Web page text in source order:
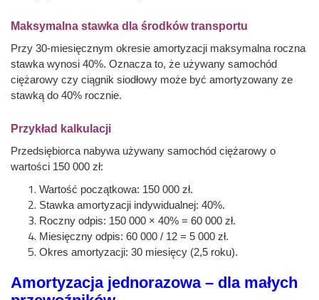
Maksymalna stawka dla środków transportu
Przy 30-miesięcznym okresie amortyzacji maksymalna roczna
stawka wynosi 40%. Oznacza to, że używany samochód
ciężarowy czy ciągnik siodłowy może być amortyzowany ze
stawką do 40% rocznie.
Przykład kalkulacji
Przedsiębiorca nabywa używany samochód ciężarowy o
wartości 150 000 zł:
Wartość początkowa: 150 000 zł.
Stawka amortyzacji indywidualnej: 40%.
Roczny odpis: 150 000 × 40% = 60 000 zł.
Miesięczny odpis: 60 000 / 12 = 5 000 zł.
Okres amortyzacji: 30 miesięcy (2,5 roku).
Amortyzacja jednorazowa – dla małych